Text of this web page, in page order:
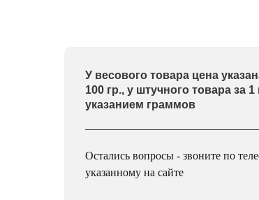
У весового товара цена
100 гр., у штучного товара за 1
указанием граммов
Остались вопросы - звоните по
указанному на сайте